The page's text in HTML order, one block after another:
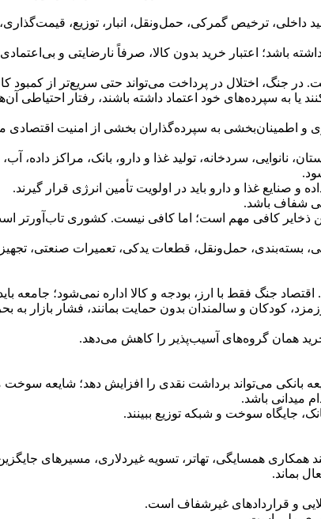
داخلی، ترخیص گمرکی، حمل‌ونقل، انبار، توزیع،
باشد؛ اعتبار خرید بدون کالا، صرفاً نارضایتی و
در جنگ، اختلال در پرداخت می‌تواند حتی سریع‌تر از کمبود
کنند یا به سپرده‌های خود اعتماد داشته باشند، رفتار
و اطمینان‌بخشی به سپرده‌گذاران بخشی از امنیت
سردخانه، تولید غذا و دارو، بانک، مراکز داده،
و صنایع غذا و دارو باید در اولویت تأمین انرژی قرار گیرند.
شفاف باشد.
کافی مهم است؛ اما کافی نیست. کشوری تاب‌آورتر است
بسته‌بندی، حمل‌ونقل، قطعات یدکی، تعمیرات صنعتی،
جنگ فقط با ارز، بودجه و کالا اداره نمی‌شود؛ جامعه
کودکان و سالمندان بدون حمایت بمانند، فشار بازار به
خرید همان گروه‌های آسیب‌پذیر را کاهش می‌دهد.
بانکی می‌تواند برداشت نقدی را افزایش دهد؛ شایعه
میدانی باشد.
جایگاه سوخت و شبکه توزیع ببینند.
همکاری همسایگی، تهاتر، تسویه غیردلاری، مسیرهای
بماند.
و قراردادهای غیرشفاف است.